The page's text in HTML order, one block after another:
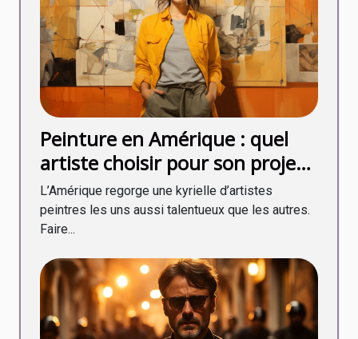
Peinture en Amérique : quel
artiste choisir pour son projet
en 2020 ?
L’Amérique regorge une kyrielle d’artistes
peintres les uns aussi talentueux que les autres.
Faire...